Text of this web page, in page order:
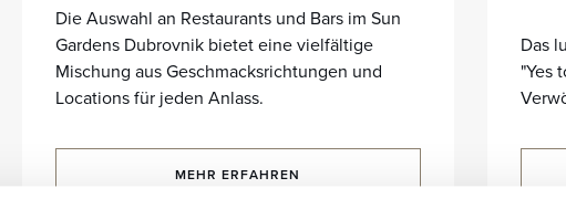
Die Auswahl an Restaurants und Bars im Sun
Gardens Dubrovnik bietet eine vielfältige
Mischung aus Geschmacksrichtungen und
Locations für jeden Anlass.
MEHR ERFAHREN
Das
"Yes